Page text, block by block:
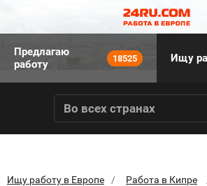
Предлагаю
работу
18525 Ищу
Во всех странах
Ищу работу в Европе
Работа в Кипре